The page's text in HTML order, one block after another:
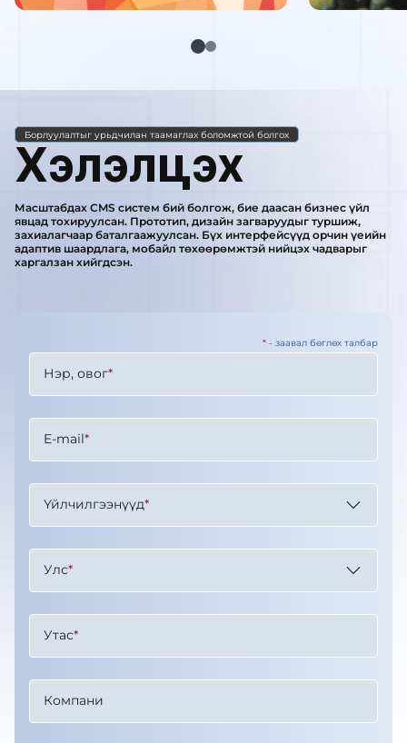
Борлуулалтыг урьдчилан таамаглах боломжтой болгох
Хэлэлцэх
Масштабдах CMS систем бий болгож, бие даасан бизнес үйл
явцад тохируулсан. Прототип, дизайн загваруудыг туршиж,
захиалагчаар баталгаажуулсан. Бүх интерфейсүүд орчин үеийн
адаптив шаардлага, мобайл төхөөрөмжтэй нийцэх чадварыг
харгалзан хийгдсэн.
* - заавал бөглөх талбар
Нэр, овог*
E-mail*
Үйлчилгээнүүд*
Улс*
Утас*
Компани